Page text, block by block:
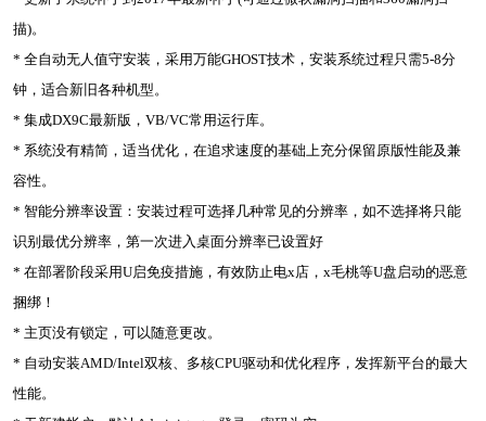
描)。
* 全自动无人值守安装，采用万能GHOST技术，安装系统过程只需5-8分
钟，适合新旧各种机型。
* 集成DX9C最新版，VB/VC常用运行库。
* 系统没有精简，适当优化，在追求速度的基础上充分保留原版性能及兼
容性。
* 智能分辨率设置：安装过程可选择几种常见的分辨率，如不选择将只能
识别最优分辨率，第一次进入桌面分辨率已设置好
* 在部署阶段采用U启免疫措施，有效防止电x店，x毛桃等U盘启动的恶意
捆绑！
* 主页没有锁定，可以随意更改。
* 自动安装AMD/Intel双核、多核CPU驱动和优化程序，发挥新平台的最大
性能。